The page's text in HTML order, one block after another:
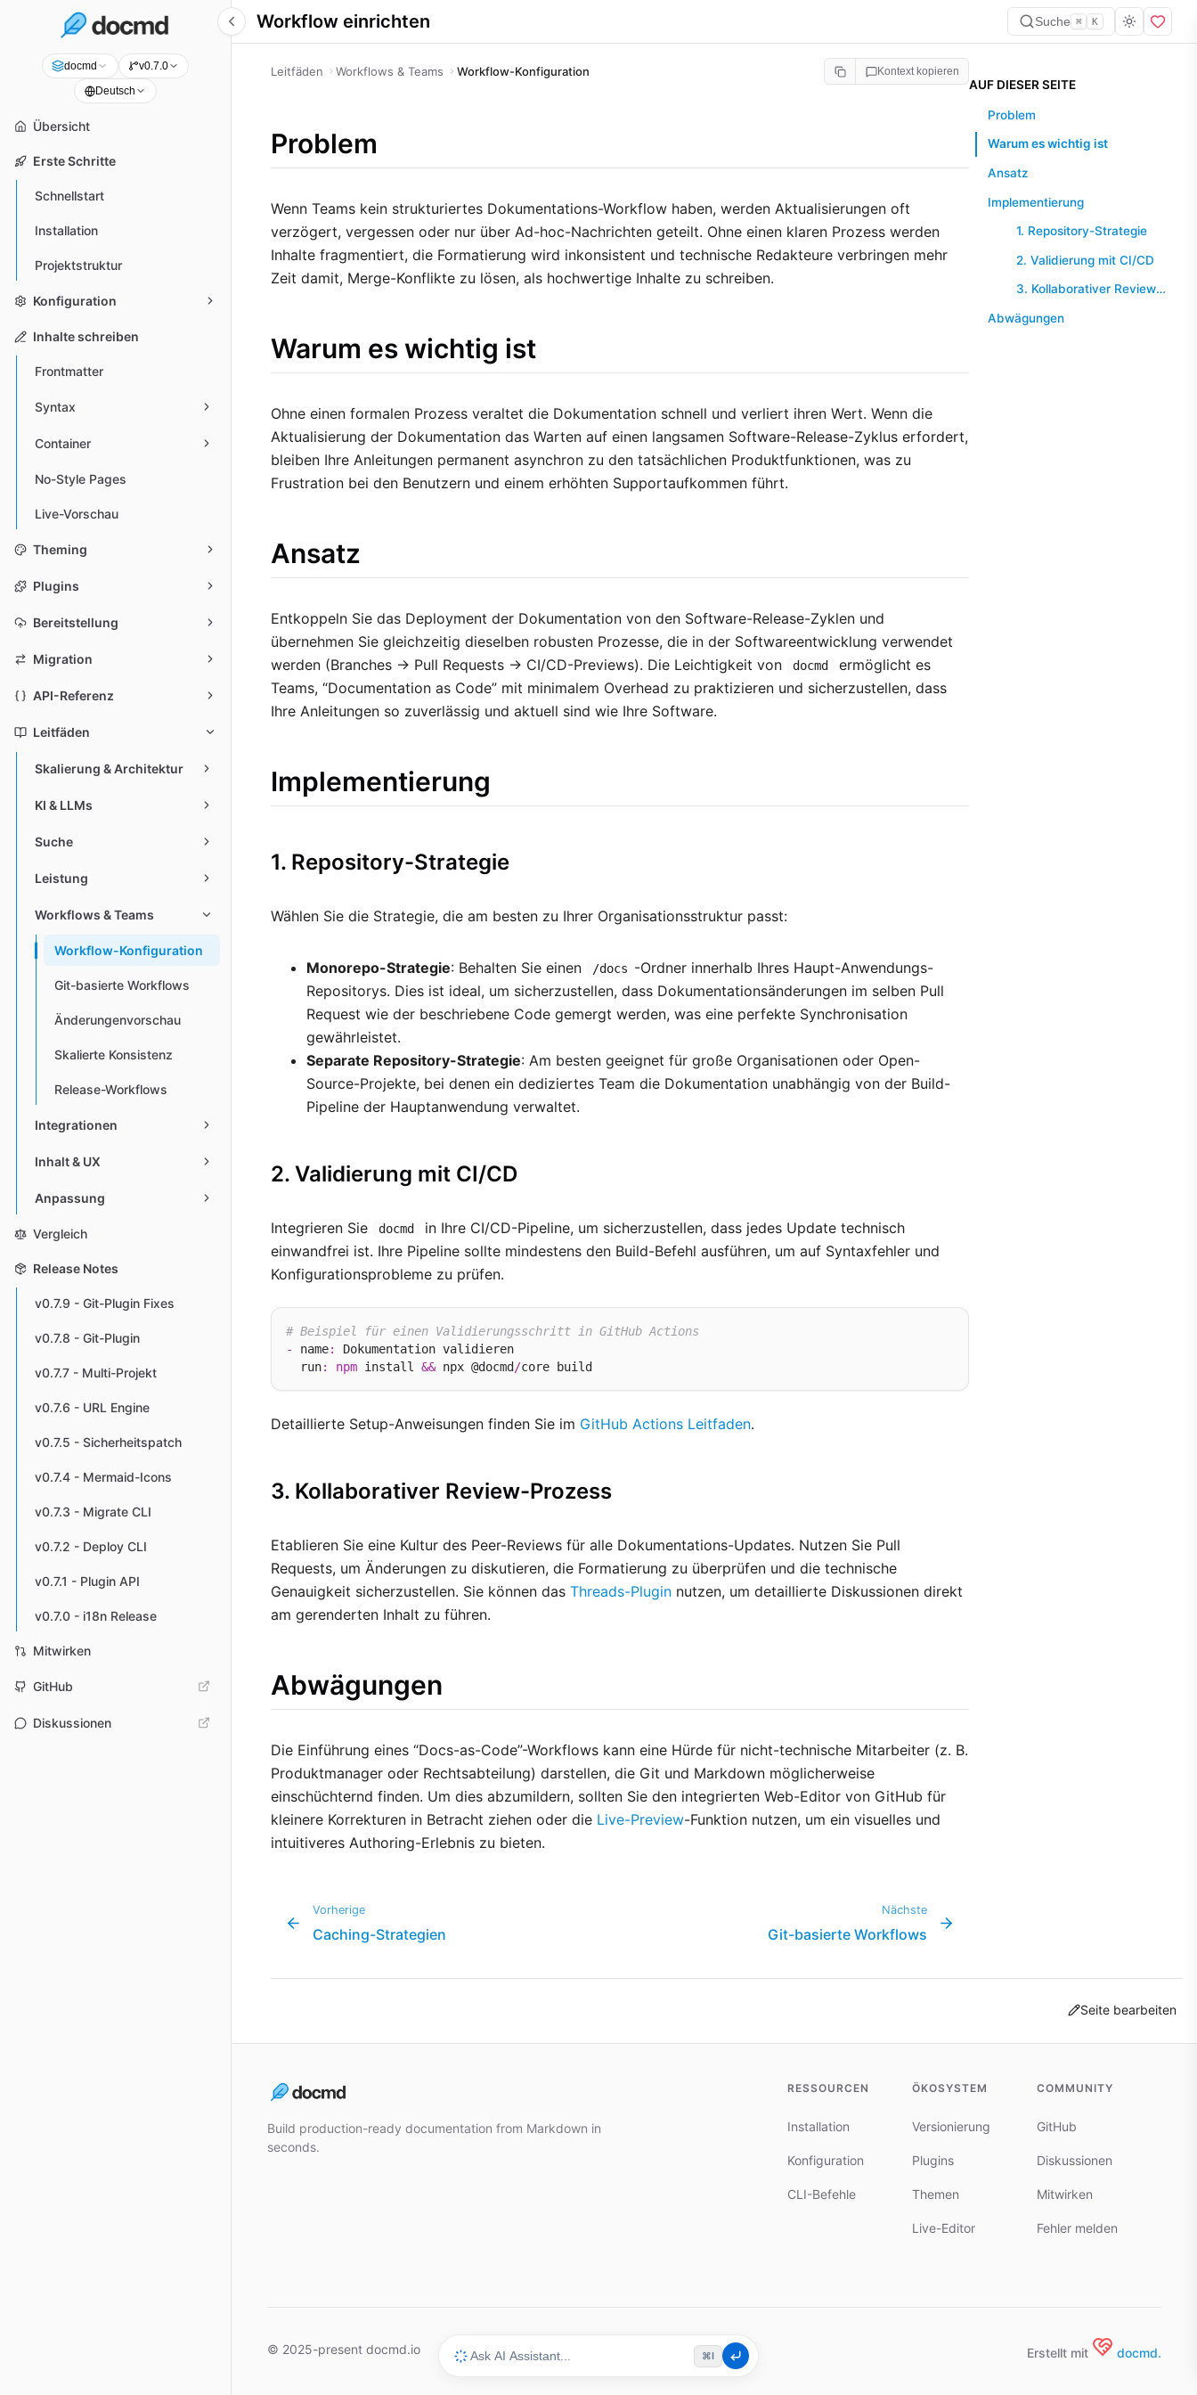
docmd v0.7.0
Deutsch
Übersicht
Erste Schritte
Schnellstart
Installation
Projektstruktur
Konfiguration
Inhalte schreiben
Frontmatter
Syntax
Container
No-Style Pages
Live-Vorschau
Theming
Plugins
Bereitstellung
Migration
API-Referenz
Leitfäden
Skalierung & Architektur
KI & LLMs
Suche
Leistung
Workflows & Teams
Workflow-Konfiguration
Git-basierte Workflows
Änderungenvorschau
Skalierte Konsistenz
Release-Workflows
Integrationen
Inhalt & UX
Anpassung
Vergleich
Release Notes
v0.7.9 - Git-Plugin Fixes
v0.7.8 - Git-Plugin
v0.7.7 - Multi-Projekt
v0.7.6 - URL Engine
v0.7.5 - Sicherheitspatch
v0.7.4 - Mermaid-Icons
v0.7.3 - Migrate CLI
v0.7.2 - Deploy CLI
v0.7.1 - Plugin API
v0.7.0 - i18n Release
Mitwirken
GitHub
Diskussionen
Workflow einrichten Suche ⌘ K
Leitfäden Workflows & Teams Workflow-Konfiguration Kontext kopieren
Problem
Wenn Teams kein strukturiertes Dokumentations-Workflow haben, werden Aktualisierungen oft
verzögert, vergessen oder nur über Ad-hoc-Nachrichten geteilt. Ohne einen klaren Prozess werden
Inhalte fragmentiert, die Formatierung wird inkonsistent und technische Redakteure verbringen mehr
Zeit damit, Merge-Konflikte zu lösen, als hochwertige Inhalte zu schreiben.
Warum es wichtig ist
Ohne einen formalen Prozess veraltet die Dokumentation schnell und verliert ihren Wert. Wenn die
Aktualisierung der Dokumentation das Warten auf einen langsamen Software-Release-Zyklus erfordert,
bleiben Ihre Anleitungen permanent asynchron zu den tatsächlichen Produktfunktionen, was zu
Frustration bei den Benutzern und einem erhöhten Supportaufkommen führt.
Ansatz
Entkoppeln Sie das Deployment der Dokumentation von den Software-Release-Zyklen und
übernehmen Sie gleichzeitig dieselben robusten Prozesse, die in der Softwareentwicklung verwendet
werden (Branches → Pull Requests → CI/CD-Previews). Die Leichtigkeit von
docmd
ermöglicht es
Teams, “Documentation as Code” mit minimalem Overhead zu praktizieren und sicherzustellen, dass
Ihre Anleitungen so zuverlässig und aktuell sind wie Ihre Software.
Implementierung
1. Repository-Strategie
Wählen Sie die Strategie, die am besten zu Ihrer Organisationsstruktur passt:
Monorepo-Strategie: Behalten Sie einen /docs -Ordner innerhalb Ihres Haupt-Anwendungs-
Repositorys. Dies ist ideal, um sicherzustellen, dass Dokumentationsänderungen im selben Pull
Request wie der beschriebene Code gemergt werden, was eine perfekte Synchronisation
gewährleistet.
Separate Repository-Strategie: Am besten geeignet für große Organisationen oder Open-
Source-Projekte, bei denen ein dediziertes Team die Dokumentation unabhängig von der Build-
Pipeline der Hauptanwendung verwaltet.
2. Validierung mit CI/CD
Integrieren Sie docmd
in Ihre CI/CD-Pipeline, um sicherzustellen, dass jedes Update technisch
einwandfrei ist. Ihre Pipeline sollte mindestens den Build-Befehl ausführen, um auf Syntaxfehler und
Konfigurationsprobleme zu prüfen.
# Beispiel für einen Validierungsschritt in GitHub Actions
-
name:
Dokumentation validieren
  run
: npm install && npx @docmd /
Detaillierte Setup-Anweisungen finden Sie im GitHub Actions Leitfaden.
3. Kollaborativer Review-Prozess
Etablieren Sie eine Kultur des Peer-Reviews für alle Dokumentations-Updates. Nutzen Sie Pull
Requests, um Änderungen zu diskutieren, die Formatierung zu überprüfen und die technische
Genauigkeit sicherzustellen. Sie können das Threads-Plugin nutzen, um detaillierte Diskussionen direkt
am gerenderten Inhalt zu führen.
Abwägungen
Die Einführung eines “Docs-as-Code”-Workflows kann eine Hürde für nicht-technische Mitarbeiter (z. B.
Produktmanager oder Rechtsabteilung) darstellen, die Git und Markdown möglicherweise
einschüchternd finden. Um dies abzumildern, sollten Sie den integrierten Web-Editor von GitHub für
kleinere Korrekturen in Betracht ziehen oder die Live-Preview-Funktion nutzen, um ein visuelles und
intuitiveres Authoring-Erlebnis zu bieten.
Vorherige
Caching-Strategien
Nächste
Git-basierte Workflows
AUF DIESER SEITE
Problem
Warum es wichtig ist
Ansatz
Implementierung
1. Repository-Strategie
2. Validierung mit CI/CD
3. Kollaborativer Review-Prozess
Abwägungen
Seite bearbeiten
Build production-ready documentation from Markdown in
seconds.
RESSOURCEN
Installation
Konfiguration
CLI-Befehle
ÖKOSYSTEM
Versionierung
Plugins
Themen
Live-Editor
COMMUNITY
GitHub
Diskussionen
Mitwirken
Fehler melden
© 2025-present docmd.io Erstellt mit docmd.
⌘I